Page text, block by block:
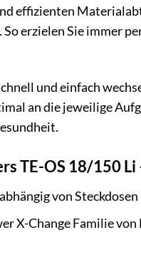
effizienten
erzielen Sie immer
und einfach
an die jeweilige
TE-OS 18/150 Li
von
X-Change Familie von